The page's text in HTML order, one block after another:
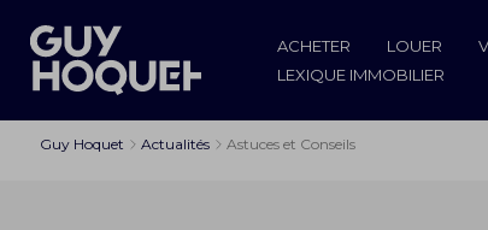
ACHETER LOUER
LEXIQUE IMMOBILIER
Guy Hoquet Actualités Astuces et Conseils